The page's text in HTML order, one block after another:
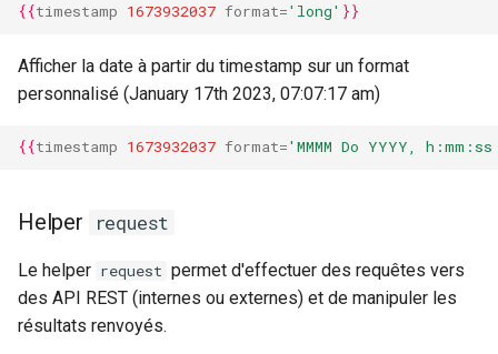
{{timestamp 1673932037 format='long' }}
Afficher la date à partir du timestamp sur un format
personnalisé (January 17th 2023, 07:07:17 am)
{{timestamp 1673932037 format='MMMM Do YYYY,
Helper request
Le helper request permet d'effectuer des requêtes vers
des API REST (internes ou externes) et de manipuler les
résultats renvoyés.